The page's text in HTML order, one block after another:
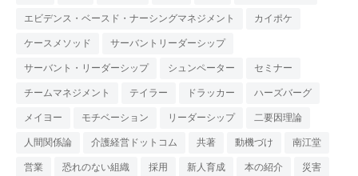
エビデンス・ベースド・ナーシングマネジメント カイポケ
ケースメソッド サーバントリーダーシップ
サーバント・リーダーシップ シュンペーター セミナー
チームマネジメント テイラー ドラッカー ハーズバーグ
メイヨー モチベーション リーダーシップ 二要因理論
人間関係論 介護経営ドットコム 共著 動機づけ 南江堂
営業 恐れのない組織 採用 新人育成 本の紹介 災害